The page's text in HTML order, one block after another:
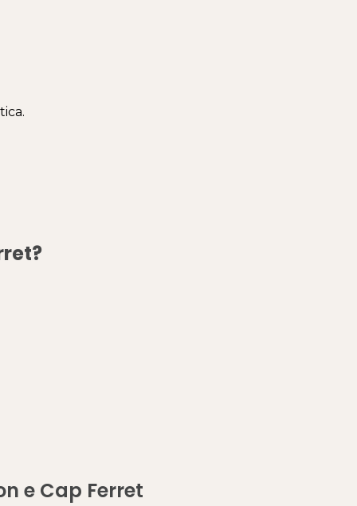
e Cap Ferret